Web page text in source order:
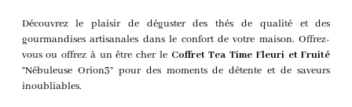
Découvrez le plaisir de déguster des thés de qualité et des
gourmandises artisanales dans le confort de votre maison. Offrez-
vous ou offrez à un être cher le Coffret Tea Time Fleuri et Fruité
“Nébuleuse Orion3” pour des moments de détente et de saveurs
inoubliables.